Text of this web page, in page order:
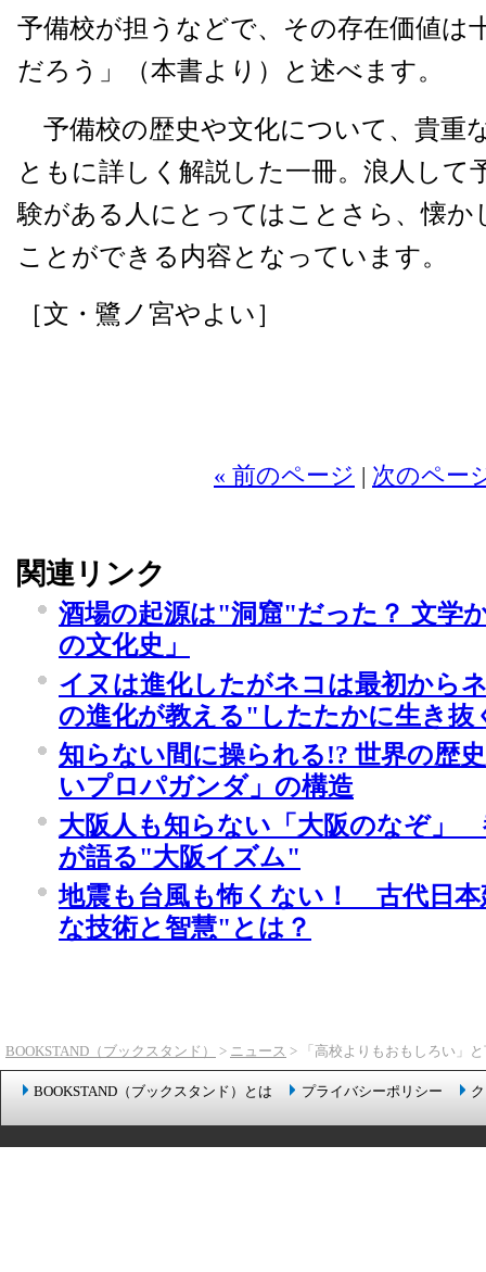
予備校が担うなどで、その存在価値は
だろう」（本書より）と述べます。
予備校の歴史や文化について、貴重
ともに詳しく解説した一冊。浪人して
験がある人にとってはことさら、懐か
ことができる内容となっています。
［文・鷺ノ宮やよい］
« 前のページ | 次のペー
関連リンク
酒場の起源は"洞窟"だった？ 文学
の文化史」
イヌは進化したがネコは最初から
の進化が教える"したたかに生き抜
知らない間に操られる!? 世界の歴
いプロパガンダ」の構造
大阪人も知らない「大阪のなぞ」
が語る"大阪イズム"
地震も台風も怖くない！ 古代日
な技術と智慧"とは？
BOOKSTAND（ブックスタンド） > ニュース > 「高校よりもおもしろい」
BOOKSTAND（ブックスタンド）とは プライバシーポリシー